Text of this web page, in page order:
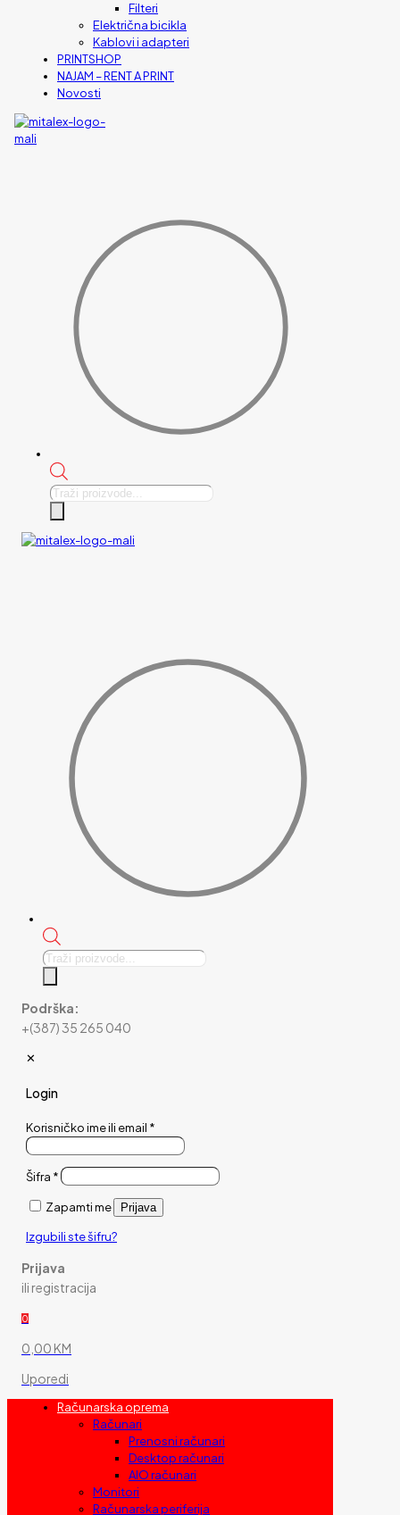
Filteri
Električna bicikla
Kablovi i adapteri
PRINTSHOP
NAJAM – RENT A PRINT
Novosti
Products
Products
Podrška:
+(387) 35 265 040
✕
Login
Korisničko ime ili email *
Šifra *
Zapamti me Prijava
Izgubili ste šifru?
Prijava
ili registracija
0
0,00 KM
Uporedi
Računarska oprema
Računari
Prenosni računari
Desktop računari
AIO računari
Monitori
Računarska periferija